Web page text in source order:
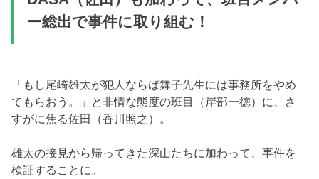
ー総出で事件に取り組む！
「もし尾崎雄太が犯人ならば舞子先生には事務所をやめ
てもらおう。」と非情な態度の班目（岸部一徳）に、さ
すがに焦る佐田（香川照之）。
雄太の接見から帰ってきた深山たちに加わって、事件を
検証することに。